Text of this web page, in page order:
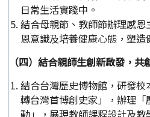
日常生活實踐中。
結合母親節、教師節辦理感
恩意識及培養健康心態，塑造
（四）結合親師生創新啟發，
結合台灣歷史博物館，研發
轉台灣首博創史家」，辦理
動」，展現教師課程設計及教